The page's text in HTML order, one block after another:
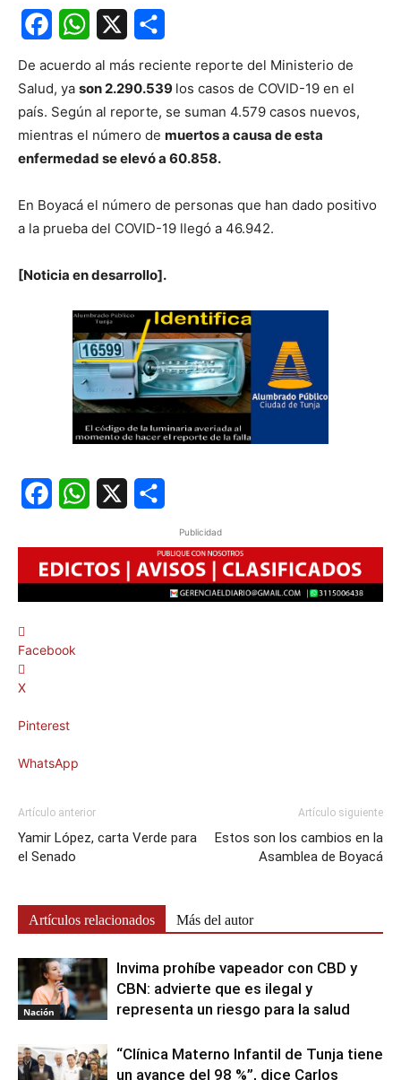
De acuerdo al más reciente reporte del Ministerio de
Salud, ya son 2.290.539 los casos de COVID-19 en el
país. Según al reporte, se suman 4.579 casos nuevos,
mientras el número de muertos a causa de esta
enfermedad se elevó a 60.858.
En Boyacá el número de personas que han dado positivo
a la prueba del COVID-19 llegó a 46.942.
[Noticia en desarrollo].
Publicidad
Facebook
X
Pinterest
WhatsApp
Artículo anterior
Yamir López, carta Verde para
el Senado
Artículo siguiente
Estos son los cambios en la
Asamblea de Boyacá
Artículos relacionados Más del autor
Nación
Invima prohíbe vapeador con CBD y
CBN: advierte que es ilegal y
representa un riesgo para la salud
“Clínica Materno Infantil de Tunja tiene
un avance del 98 %”, dice Carlos